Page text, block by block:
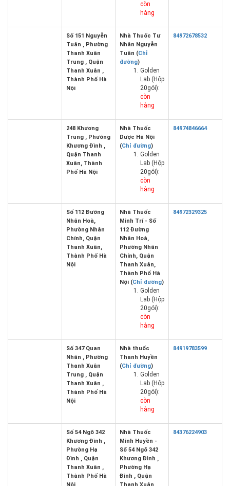
còn
hàng
Số 151 Nguyễn
Tuân , Phường
Thanh Xuân
Trung , Quận
Thanh Xuân ,
Thành Phố Hà
Nội
Nhà Thuốc Tư
Nhân Nguyễn
Tuân (Chỉ
đường)
Golden
Lab (Hộp
20gói):
còn
hàng
84972678532
248 Khương
Trung , Phường
Khương Đình ,
Quận Thanh
Xuân, Thành
Phố Hà Nội
Nhà Thuốc
Dược Hà Nội
(Chỉ đường)
Golden
Lab (Hộp
20gói):
còn
hàng
84974846664
Số 112 Đường
Nhân Hoà,
Phường Nhân
Chính, Quận
Thanh Xuân,
Thành Phố Hà
Nội
Nhà Thuốc
Minh Trí - Số
112 Đường
Nhân Hoà,
Phường Nhân
Chính, Quận
Thanh Xuân,
Thành Phố Hà
Nội (Chỉ đường)
Golden
Lab (Hộp
20gói):
còn
hàng
84972329325
Số 347 Quan
Nhân , Phường
Thanh Xuân
Trung , Quận
Thanh Xuân ,
Thành Phố Hà
Nội
Nhà thuốc
Thanh Huyền
(Chỉ đường)
Golden
Lab (Hộp
20gói):
còn
hàng
84919783599
Số 54 Ngõ 342
Khương Đình ,
Phường Hạ
Đình , Quận
Thanh Xuân ,
Thành Phố Hà
Nhà Thuốc
Minh Huyền -
Số 54 Ngõ 342
Khương Đình ,
Phường Hạ
Đình , Quận
84376224903